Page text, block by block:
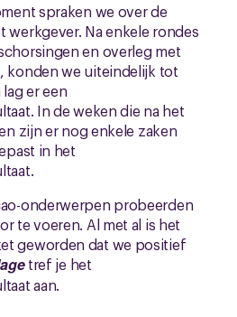
spraken we over de
Na enkele rondes
en overleg met
konden we uiteindelijk tot
er een
In de weken die na het
zijn er nog enkele zaken
in het
onderwerpen probeerden
te voeren. Al met al is het
geworden dat we positief
tref je het
aan.